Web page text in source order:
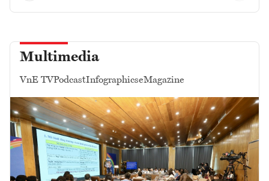
Multimedia
VnE TVPodcastInfographicseMagazine